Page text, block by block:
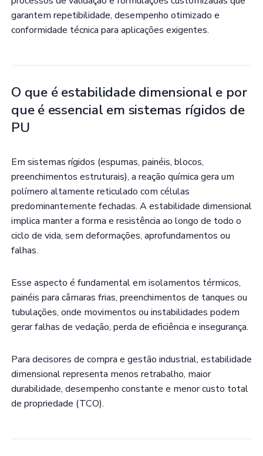
garantem repetibilidade, desempenho otimizado e
conformidade técnica para aplicações exigentes.
O que é estabilidade dimensional e por
que é essencial em sistemas rígidos de
PU
Em sistemas rígidos (espumas, painéis, blocos,
preenchimentos estruturais), a reação química gera um
polímero altamente reticulado com células
predominantemente fechadas. A estabilidade dimensional
implica manter a forma e resistência ao longo de todo o
ciclo de vida, sem deformações, aprofundamentos ou
falhas.
Esse aspecto é fundamental em isolamentos térmicos,
painéis para câmaras frias, preenchimentos de tanques ou
tubulações, onde movimentos ou instabilidades podem
gerar falhas de vedação, perda de eficiência e insegurança.
Para decisores de compra e gestão industrial, estabilidade
dimensional representa menos retrabalho, maior
durabilidade, desempenho constante e menor custo total
de propriedade (TCO).